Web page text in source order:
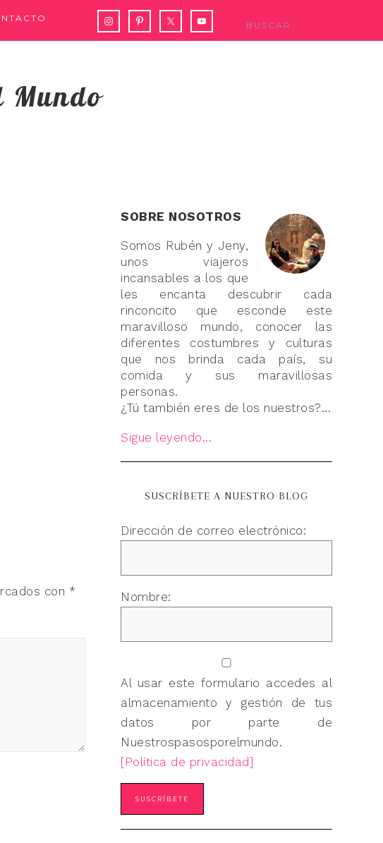
Mundo
con *
SOBRE NOSOTROS
Somos Rubén y Jeny,
unos viajeros
incansables a los que
les encanta descubrir cada
rinconcito que esconde este
maravilloso mundo, conocer las
diferentes costumbres y culturas
que nos brinda cada país, su
comida y sus maravillosas
personas.
¿Tú también eres de los nuestros?...
Sigue leyendo...
SUSCRÍBETE A NUESTRO BLOG
Dirección de correo electrónico:
Nombre:
Al usar este formulario accedes al
almacenamiento y gestión de tus
datos por parte de
Nuestrospasosporelmundo.
[Política de privacidad]